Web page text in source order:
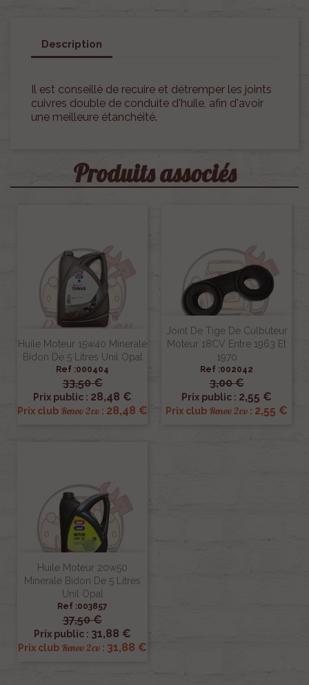
Description
Il est conseillé de recuire et détremper les joints
cuivres double de conduite d'huile, afin d'avoir
une meilleure étanchéité.
Produits associés
Huile Moteur 15w40 Minerale
Bidon De 5 Litres Unil Opal
Ref :000404
33,50 €
Prix public : 28,48 €
Prix club Renov 2cv : 28,48 €
Joint De Tige De Culbuteur
Moteur 18CV Entre 1963 Et
1970
Ref :002042
3,00 €
Prix public : 2,55 €
Prix club Renov 2cv : 2,55 €
Huile Moteur 20w50
Minerale Bidon De 5 Litres
Unil Opal
Ref :003857
37,50 €
Prix public : 31,88 €
Prix club Renov 2cv : 31,88 €